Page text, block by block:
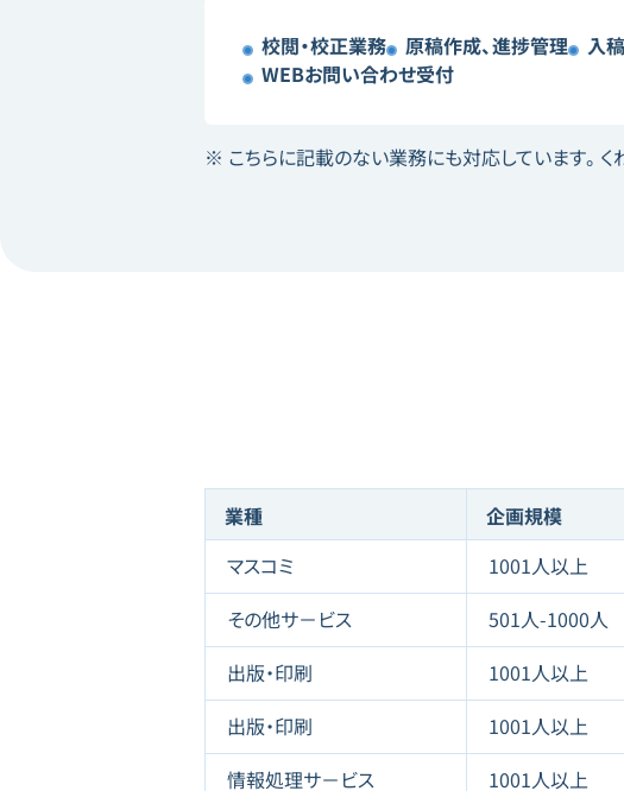
校閲・校正業務​ 原稿作成、進捗管理​ 入
WEBお問い合わせ受付​
こちらに記載のない業務にも対応しています。く
業種 企画規模
マスコミ 1001人以上
その他サ－ビス 501人-1000人
出版・印刷 1001人以上
出版・印刷 1001人以上
情報処理サ－ビス 1001人以上